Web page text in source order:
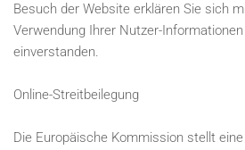
Besuch der Website erklären Sie sich
Verwendung Ihrer Nutzer-
einverstanden.
Online-Streitbeilegung
Die Europäische Kommission stellt